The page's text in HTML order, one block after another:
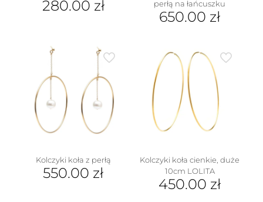
280.00 zł perłą na łańcuszku
650.00 zł
Kolczyki koła z perłą
550.00 zł
Kolczyki koła cienkie, duże
10cm LOLITA
450.00 zł